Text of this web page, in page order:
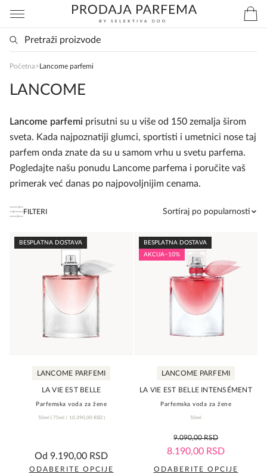
Početna> Lancome parfemi
LANCOME
Lancome parfemi prisutni su u više od 150 zemalja širom
sveta. Kada najpoznatiji glumci, sportisti i umetnici nose taj
parfem onda znate da su u samom vrhu u svetu parfema.
Pogledajte našu ponudu Lancome parfema i poručite vaš
primerak već danas po najpovoljnijim cenama.
FILTERI Sortiraj po popularnosti
BESPLATNA DOSTAVA
LANCOME PARFEMI
LA VIE EST BELLE
Parfemska voda za žene
50ml ( 75ml / 10.390,00 RSD)
5,0
rating
Od 9.190,00 RSD
ODABERITE OPCIJE
BESPLATNA DOSTAVA
AKCIJA−10%
LANCOME PARFEMI
LA VIE EST BELLE INTENSÉMENT
Parfemska voda za žene
50ml
0,0
rating
9.090,00RSD
8.190,00 RSD
ODABERITE OPCIJE
Online
Zdravo, tu sam da Vam pomognem da
poručite svoj omiljeni parfem danas ali i za
sva ostala pitanja?